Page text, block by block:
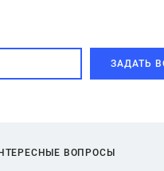
ЗАДАТЬ
ВОПРОСЫ